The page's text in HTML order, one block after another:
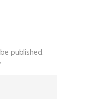
published.